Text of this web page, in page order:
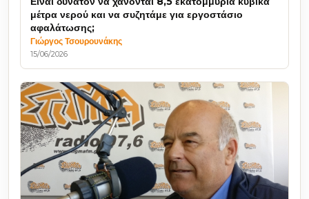
μέτρα νερού και να συζητάμε για εργοστάσιο
αφαλάτωσης;
Γιώργος Τσουρουνάκης
15/06/2026